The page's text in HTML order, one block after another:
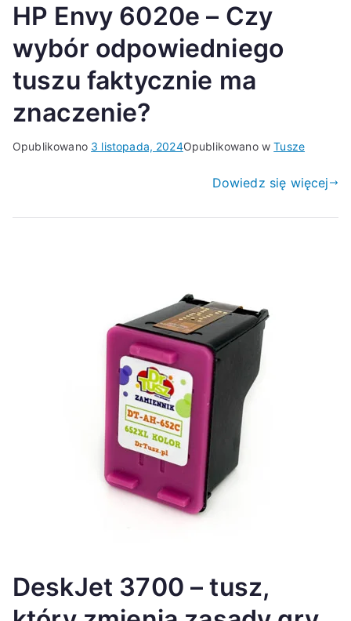
HP Envy 6020e – Czy
wybór odpowiedniego
tuszu faktycznie ma
znaczenie?
Opublikowano 3 listopada, 2024Opublikowano wTusze
Dowiedz się więcej
DeskJet 3700 – tusz,